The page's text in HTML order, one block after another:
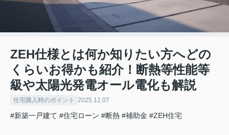
ZEH仕様とは何か知りたい方へどの
くらいお得かも紹介！断熱等性能等
級や太陽光発電オール電化も解説
住宅購入時のポイント 2025.12.07
#新築一戸建て #住宅ローン #断熱 #補助金 #ZEH住宅